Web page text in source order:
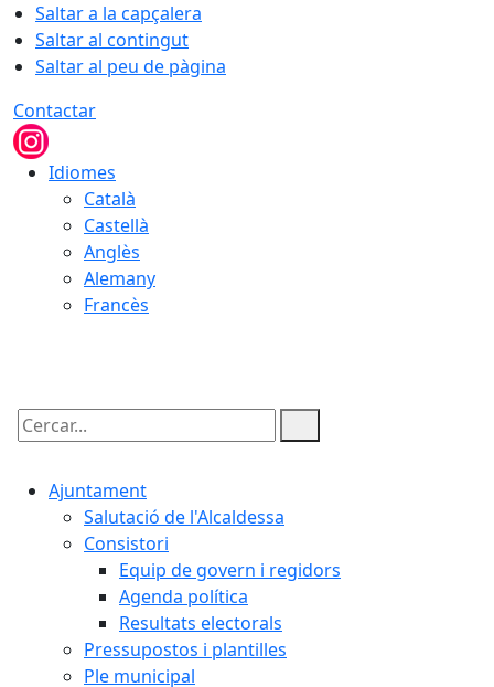
Saltar a la capçalera
Saltar al contingut
Saltar al peu de pàgina
Contactar
Idiomes
Català
Castellà
Anglès
Alemany
Francès
Cercar:
Ajuntament
Salutació de l'Alcaldessa
Consistori
Equip de govern i regidors
Agenda política
Resultats electorals
Pressupostos i plantilles
Ple municipal